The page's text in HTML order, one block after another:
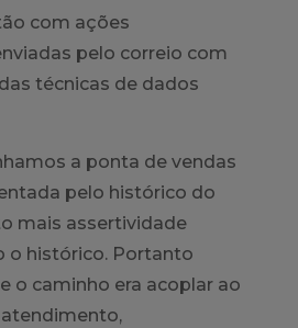
com ações
pelo correio com
técnicas de dados
a ponta de vendas
pelo histórico do
mais assertividade
o histórico. Portanto
o caminho era acoplar ao